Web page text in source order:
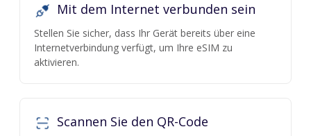
Mit dem Internet verbunden sein
Stellen Sie sicher, dass Ihr Gerät bereits über eine
Internetverbindung verfügt, um Ihre eSIM zu
aktivieren.
Scannen Sie den QR-Code